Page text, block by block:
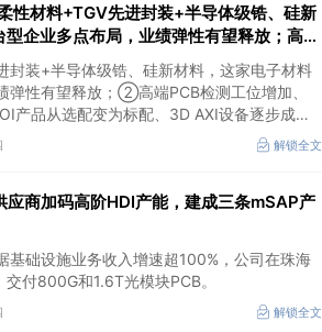
性材料+TGV先进封装+半导体级锆、硅新
企业多点布局，业绩弹性有望释放；高端
升级，这家公司3D AOI产品从选配变为标
装+半导体级锆、硅新材料，这家电子材料
弹性有望释放；②高端PCB检测工位增加、
产品从选配变为标配、3D AXI设备逐步成为
应体系。
解锁全文
应商加码高阶HDI产能，建成三条mSAP产
基础设施业务收入增速超100%，公司在珠海
付800G和1.6T光模块PCB。
解锁全文